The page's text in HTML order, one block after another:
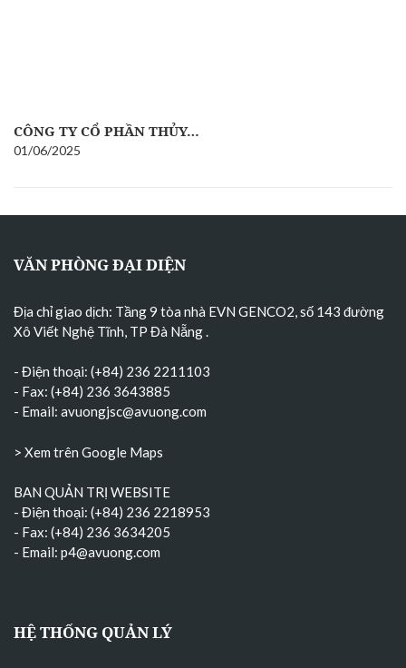
CÔNG TY CỔ PHẦN THỦY…
01/06/2025
VĂN PHÒNG ĐẠI DIỆN
Địa chỉ giao dịch: Tầng 9 tòa nhà EVN GENCO2, số 143 đường
Xô Viết Nghệ Tĩnh, TP Đà Nẵng
- Điện thoại: (+84) 236 2211103
- Fax: (+84) 236 3643885
- Email: avuongjsc@avuong.com
> Xem trên Google Maps
BAN QUẢN TRỊ WEBSITE
- Điện thoại: (+84) 236 2218953
- Fax: (+84) 236 3634205
- Email: p4@avuong.com
HỆ THỐNG QUẢN LÝ